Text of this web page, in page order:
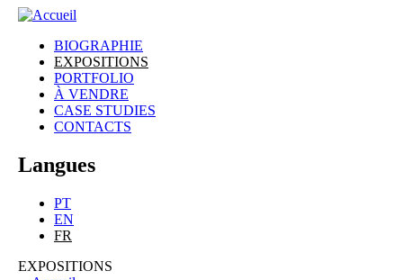
mabunda
Menu principal
BIOGRAPHIE
EXPOSITIONS
PORTFOLIO
À VENDRE
CASE STUDIES
CONTACTS
Langues
PT
EN
FR
EXPOSITIONS